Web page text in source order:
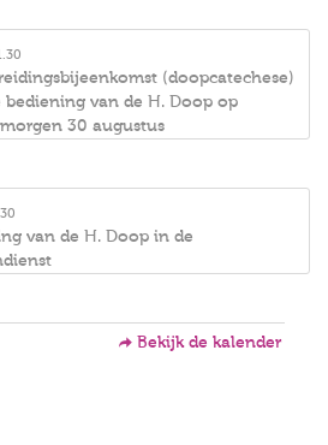
(doopcatechese)
bediening van de H. Doop op
30 augustus
van de H. Doop in de
Bekijk de kalender